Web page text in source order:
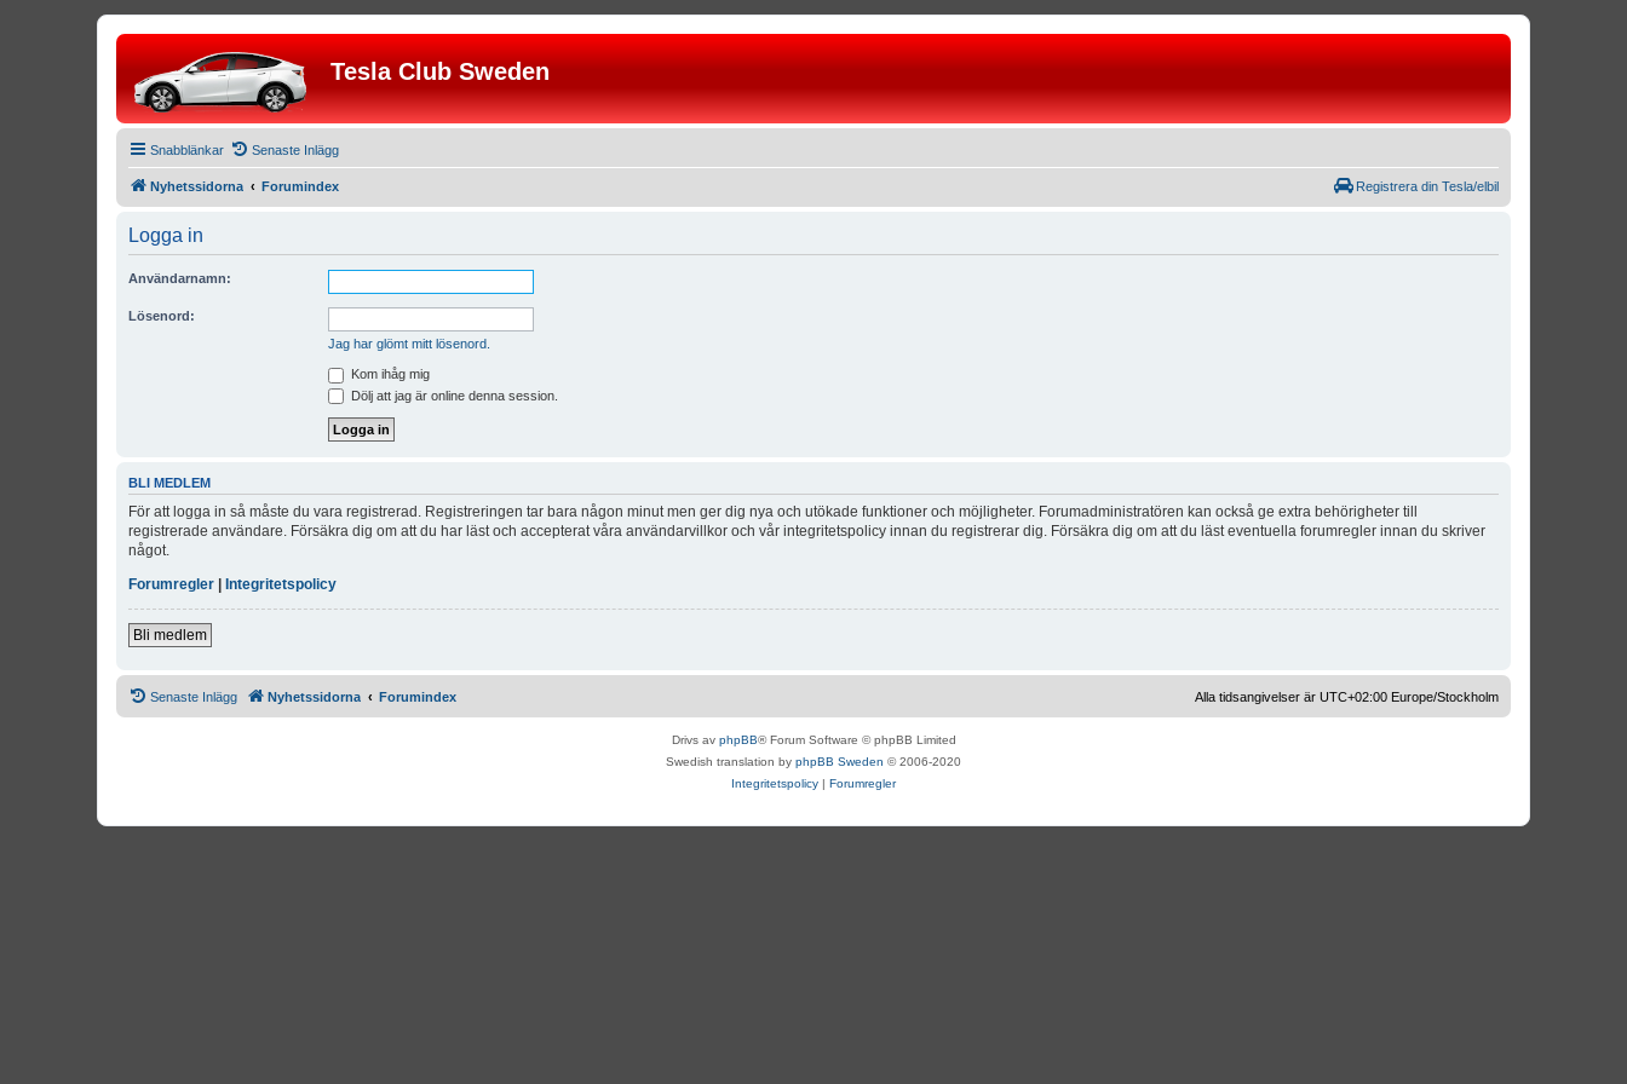
Tesla Club Sweden
Snabblänkar Senaste Inlägg
Nyhetssidorna Forumindex Registrera din Tesla/elbil
Logga in
Användarnamn:
Lösenord:
Jag har glömt mitt lösenord.
Kom ihåg mig
Dölj att jag är online denna session.
BLI MEDLEM
För att logga in så måste du vara registrerad. Registreringen tar bara någon minut men ger dig nya och utökade funktioner och möjligheter. Forumadministratören kan också ge extra behörigheter till
registrerade användare. Försäkra dig om att du har läst och accepterat våra användarvillkor och vår integritetspolicy innan du registrerar dig. Försäkra dig om att du läst eventuella forumregler innan du skriver
något.
Forumregler | Integritetspolicy
Bli medlem
Senaste Inlägg Nyhetssidorna Forumindex Alla tidsangivelser är UTC+02:00 Europe/Stockholm
Drivs av phpBB® Forum Software © phpBB Limited
Swedish translation by phpBB Sweden © 2006-2020
Integritetspolicy | Forumregler